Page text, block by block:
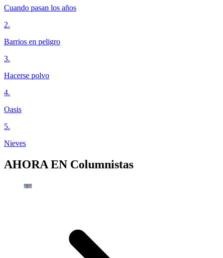
Cuando pasan los años
2.
Barrios en peligro
3.
Hacerse polvo
4.
Oasis
5.
Nieves
AHORA EN Columnistas